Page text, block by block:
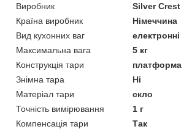
Виробник
Silver Crest
Країна виробник
Німеччина
Вид кухонних ваг
електронні
Максимальна вага
5 кг
Конструкція тари
платформа
Знімна тара
Ні
Матеріал тари
скло
Точність вимірювання
1 г
Компенсація тари
Так